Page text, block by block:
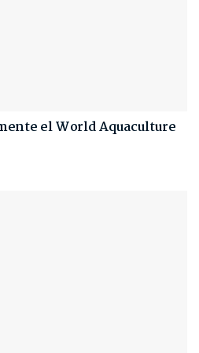
el World Aquaculture